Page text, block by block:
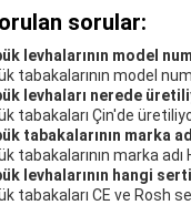
sorular:
levhalarının model
tabakalarının model
levhaları nerede
tabakaları Çin'de
tabakalarının marka
tabakalarının marka adı
levhalarının hangi
tabakaları CE ve Rosh